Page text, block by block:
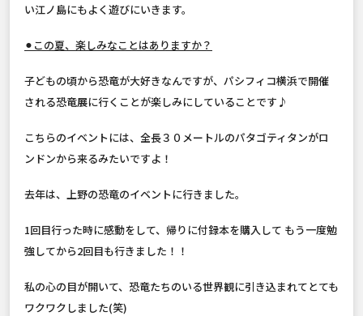
い江ノ島にもよく遊びにいきます。
⚫︎この夏、楽しみなことはありますか？
子どもの頃から恐竜が大好きなんですが、パシフィコ横浜で開催
される恐竜展に行くことが楽しみにしていることです♪
こちらのイベントには、全長３０メートルのパタゴティタンがロ
ンドンから来るみたいですよ！
去年は、上野の恐竜のイベントに行きました。
1回目行った時に感動をして、帰りに付録本を購入して もう一度勉
強してから2回目も行きました！！
私の心の目が開いて、恐竜たちのいる世界観に引き込まれてとても
ワクワクしました(笑)